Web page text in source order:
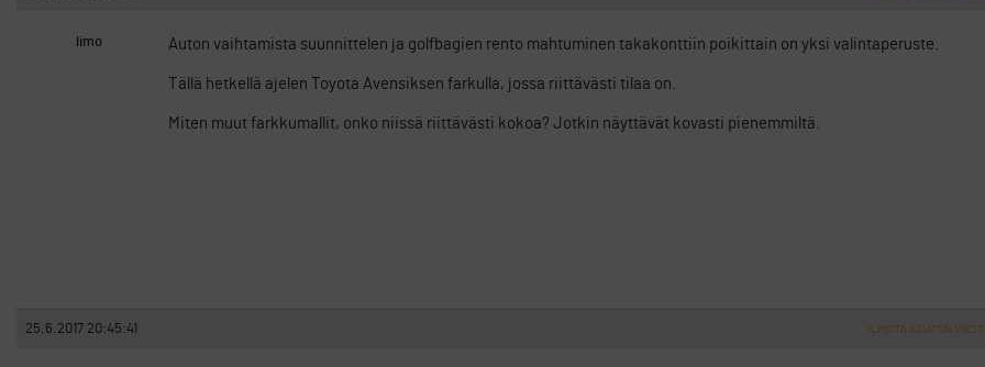
limo Auton vaihtamista suunnittelen ja golfbagien rento mahtuminen takakonttiin poikittain on yksi valintaperuste.
Tällä hetkellä ajelen Toyota Avensiksen farkulla, jossa riittävästi tilaa on.
Miten muut farkkumallit, onko niissä riittävästi kokoa? Jotkin näyttävät kovasti pienemmiltä.
25.6.2017 20:45:41 ILMOITA ASIATON VIESTI